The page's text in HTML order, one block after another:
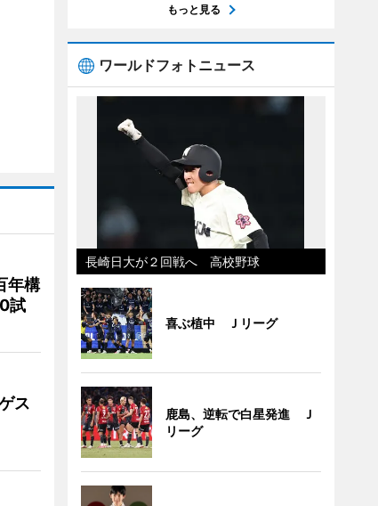
年構
試
ス
もっと見る
ワールドフォトニュース
長崎日大が２回戦へ 高校野球
喜ぶ植中 Ｊリーグ
鹿島、逆転で白星発進 Ｊ
リーグ